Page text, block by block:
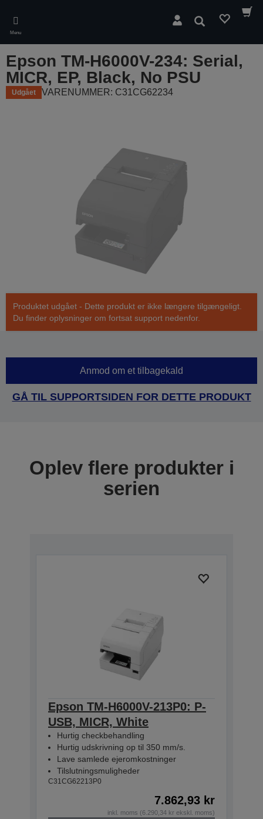
main
content
Menu
Søg
Epson TM-H6000V-234: Serial,
MICR, EP, Black, No PSU
Udgået VARENUMMER: C31CG62234
Produktet udgået - Dette produkt er ikke længere tilgængeligt.
Du finder oplysninger om fortsat support nedenfor.
Anmod om et tilbagekald
GÅ TIL SUPPORTSIDEN FOR DETTE PRODUKT
Oplev flere produkter i
serien
Epson TM-H6000V-213P0: P-
USB, MICR, White
Hurtig checkbehandling
Hurtig udskrivning op til 350 mm/s.
Lave samlede ejeromkostninger
Tilslutningsmuligheder
C31CG62213P0
7.862,93 kr
inkl. moms (6.290,34 kr ekskl. moms)